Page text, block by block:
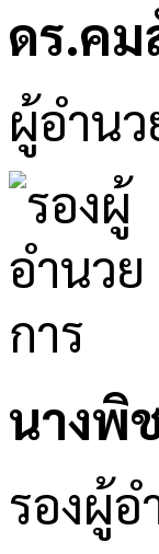
ดร.ค
ผู้อำน
นางพิ
รองผู้